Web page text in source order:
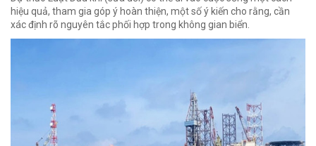
hiệu quả, tham gia góp ý hoàn thiện, một số ý kiến cho rằng, cần
xác định rõ nguyên tắc phối hợp trong không gian biển.